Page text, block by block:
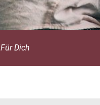
Für Dich